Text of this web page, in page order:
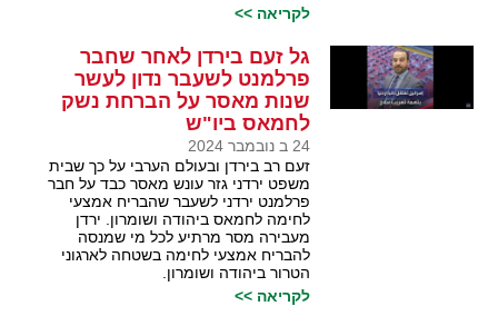
לקריאה >>
גל זעם בירדן לאחר שחבר
פרלמנט לשעבר נדון לעשר
שנות מאסר על הברחת נשק
לחמאס ביו"ש
24 ב נובמבר 2024
זעם רב בירדן ובעולם הערבי על כך שבית
משפט ירדני גזר עונש מאסר כבד על חבר
פרלמנט ירדני לשעבר שהבריח אמצעי
לחימה לחמאס ביהודה ושומרון. ירדן
מעבירה מסר מרתיע לכל מי שמנסה
להבריח אמצעי לחימה בשטחה לארגוני
הטרור ביהודה ושומרון.
לקריאה >>